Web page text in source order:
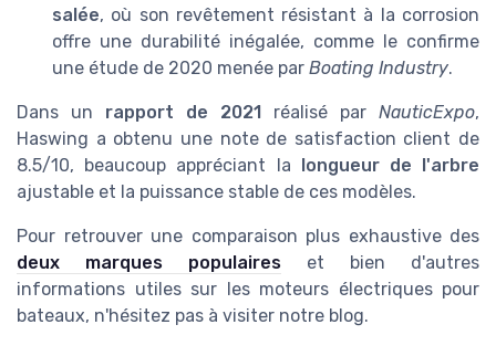
salée, où son revêtement résistant à la corrosion
offre une durabilité inégalée, comme le confirme
une étude de 2020 menée par Boating Industry.
Dans un rapport de 2021 réalisé par NauticExpo,
Haswing a obtenu une note de satisfaction client de
8.5/10, beaucoup appréciant la longueur de l'arbre
ajustable et la puissance stable de ces modèles.
Pour retrouver une comparaison plus exhaustive des
deux marques populaires et bien d'autres
informations utiles sur les moteurs électriques pour
bateaux, n'hésitez pas à visiter notre blog.